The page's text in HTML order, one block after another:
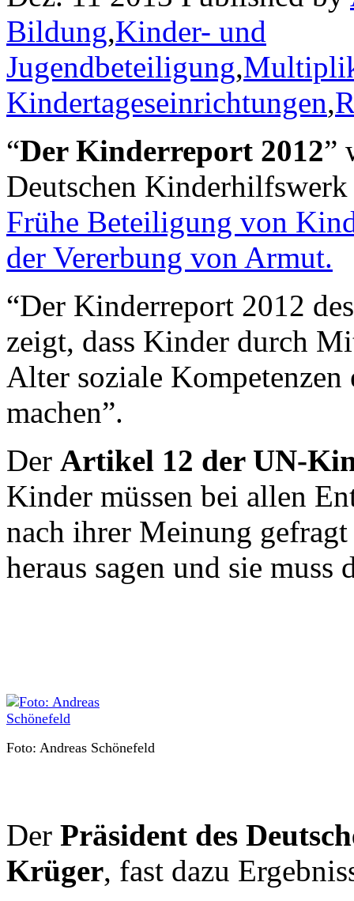
Bildung,Kinder- und
Jugendbeteiligung,
Kindertageseinrichtungen,
“Der Kinderreport 2012”
Deutschen
Frühe Beteiligung von
der Vererbung von Armut.
“Der Kinderreport 2012
zeigt, dass Kinder durch
Alter soziale
machen”.
Der Artikel 12 der UN-
Kinder müssen bei allen
nach ihrer Meinung
heraus sagen und sie
Foto: Andreas Schönefeld
Der Präsident des
Krüger, fast dazu